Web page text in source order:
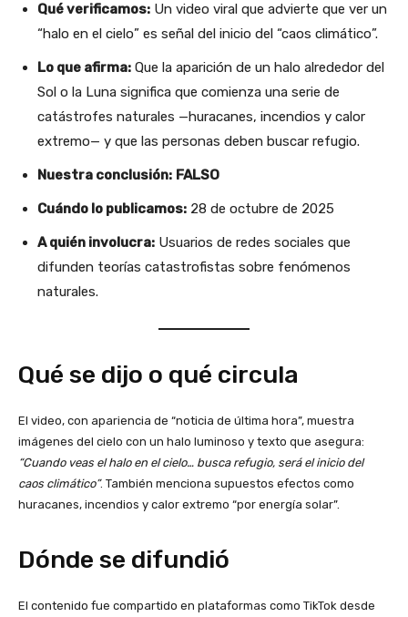
Qué verificamos: Un video viral que advierte que ver un
“halo en el cielo” es señal del inicio del “caos climático”.
Lo que afirma: Que la aparición de un halo alrededor del
Sol o la Luna significa que comienza una serie de
catástrofes naturales —huracanes, incendios y calor
extremo— y que las personas deben buscar refugio.
Nuestra conclusión: FALSO
Cuándo lo publicamos: 28 de octubre de 2025
A quién involucra: Usuarios de redes sociales que
difunden teorías catastrofistas sobre fenómenos
naturales.
Qué se dijo o qué circula
El video, con apariencia de “noticia de última hora”, muestra
imágenes del cielo con un halo luminoso y texto que asegura:
“Cuando veas el halo en el cielo… busca refugio, será el inicio del
caos climático”. También menciona supuestos efectos como
huracanes, incendios y calor extremo “por energía solar”.
Dónde se difundió
El contenido fue compartido en plataformas como TikTok desde